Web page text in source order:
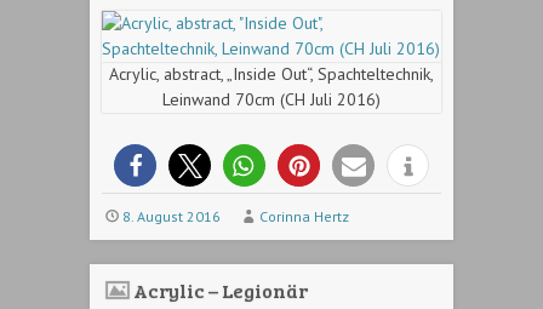
Acrylic, abstract, „Inside Out“, Spachteltechnik,
Leinwand 70cm (CH Juli 2016)
8. August 2016 Corinna Hertz
Acrylic – Legionär